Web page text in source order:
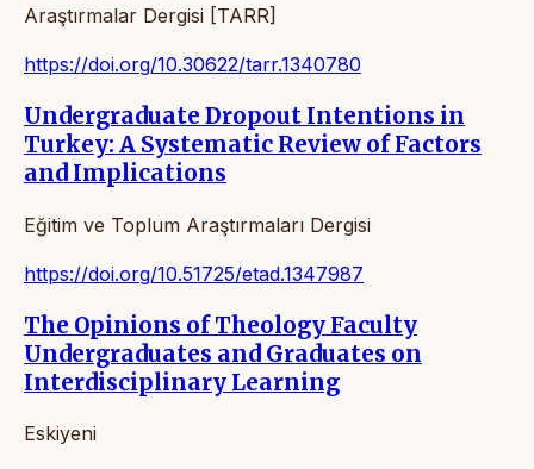
Araştırmalar Dergisi [TARR]
https://doi.org/10.30622/tarr.1340780
Undergraduate Dropout Intentions in
Turkey: A Systematic Review of Factors
and Implications
Eğitim ve Toplum Araştırmaları Dergisi
https://doi.org/10.51725/etad.1347987
The Opinions of Theology Faculty
Undergraduates and Graduates on
Interdisciplinary Learning
Eskiyeni